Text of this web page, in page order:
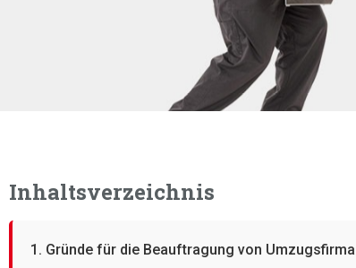
Inhaltsverzeichnis
1. Gründe für die Beauftragung von